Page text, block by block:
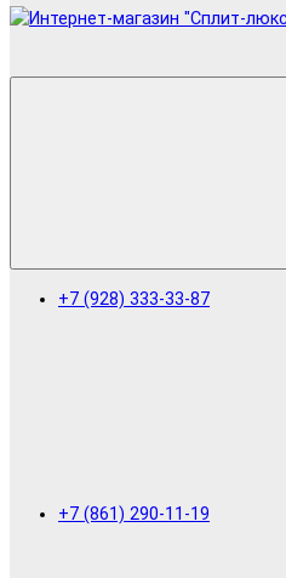
+7 (928) 333-33-87
+7 (861) 290-11-19